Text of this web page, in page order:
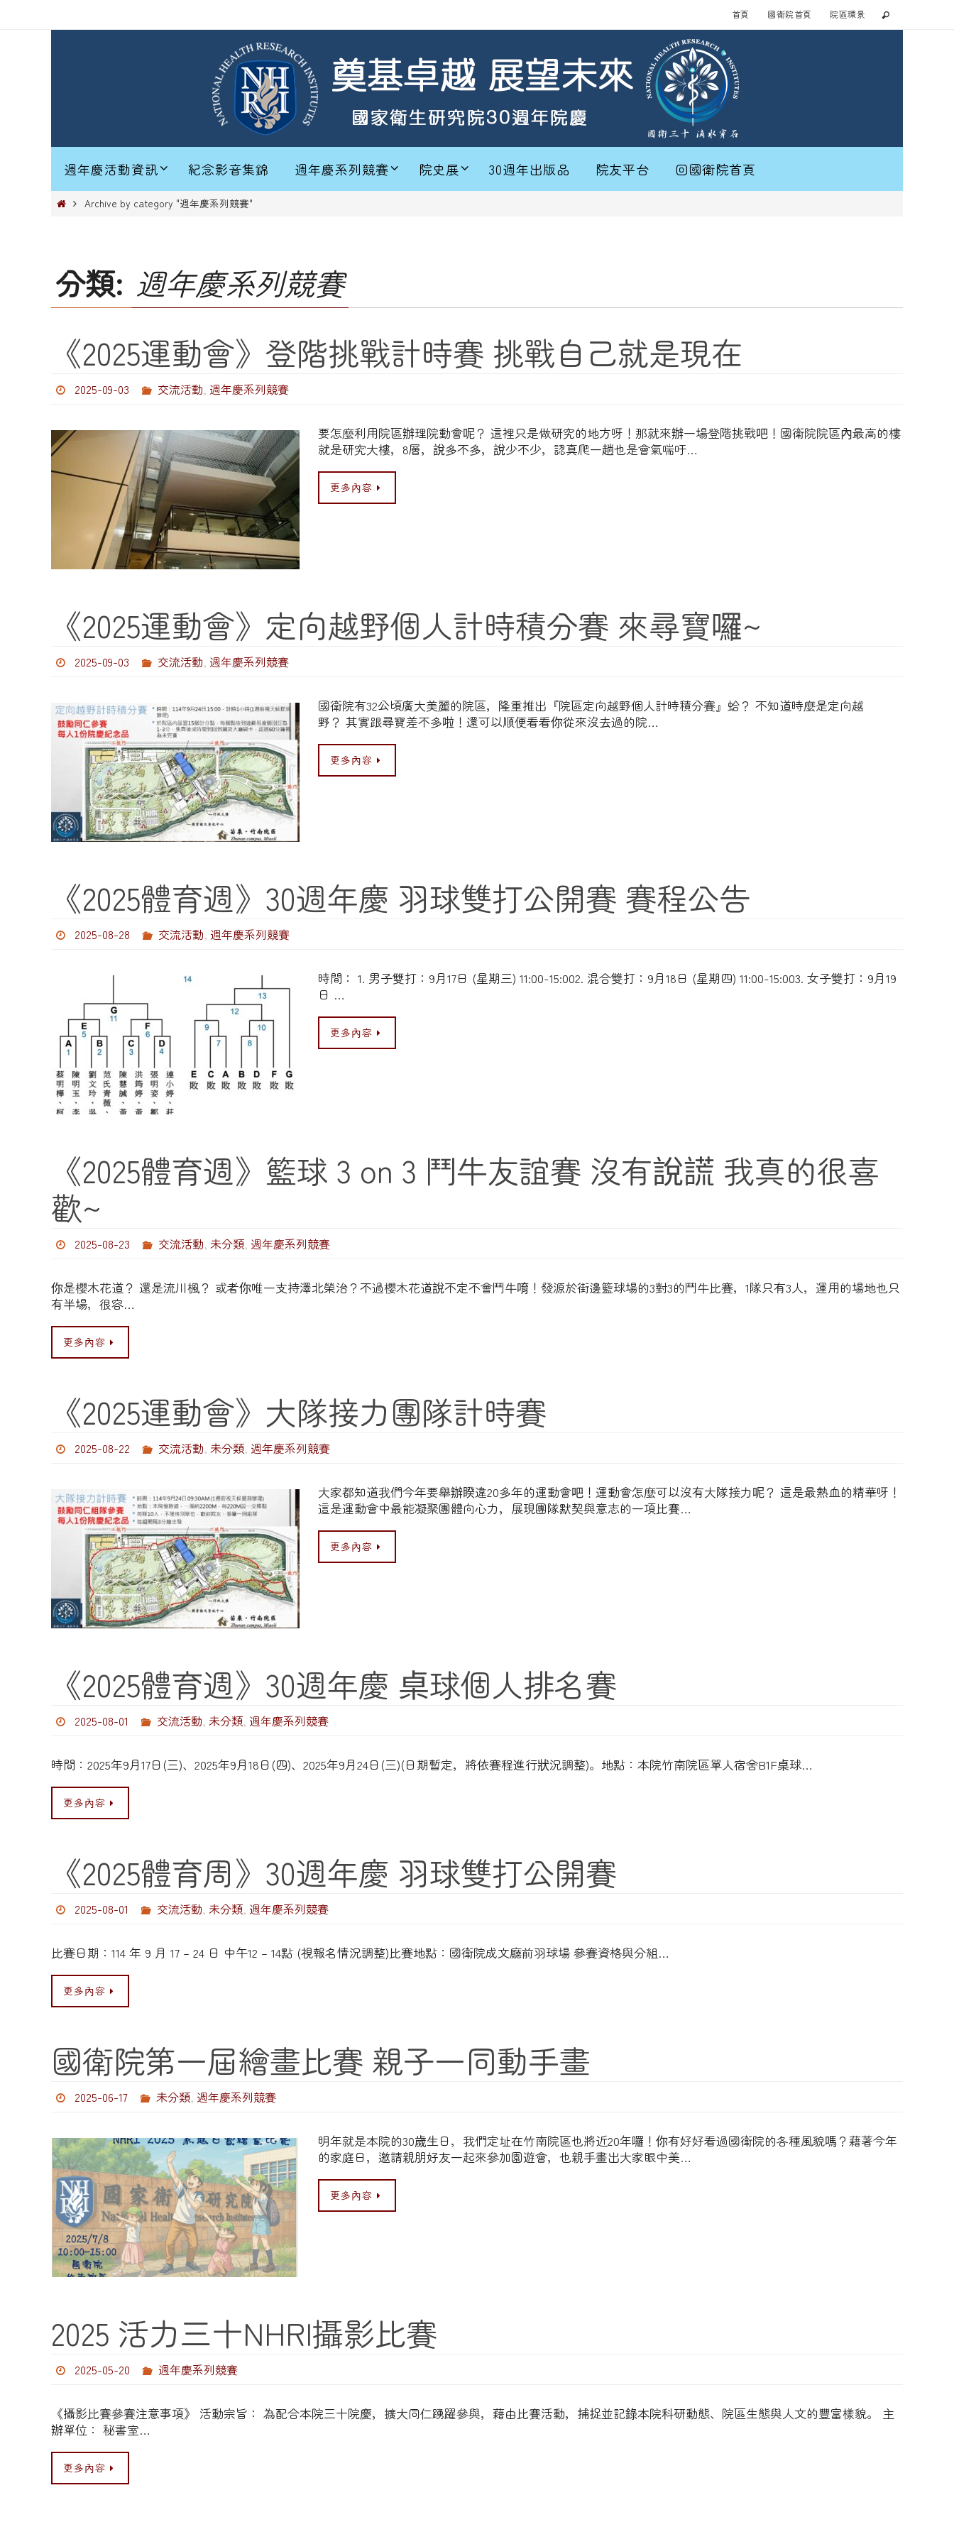
首頁 國衛院首頁 院區環景
content
週年慶活動資訊 紀念影音集錦 週年慶系列競賽 院史展 30週年出版品 院友平台 回國衛院首頁
HomeArchive by category "週年慶系列競賽"
分類: 週年慶系列競賽
《2025運動會》登階挑戰計時賽 挑戰自己就是現在
2025-09-03 交流活動, 週年慶系列競賽
要怎麼利用院區辦理院動會呢？ 這裡只是做研究的地方呀！那就來辦一場登階挑戰吧！國衛院院區內最高的樓
就是研究大樓，8層，說多不多，說少不少，認真爬一趟也是會氣喘吁…
更多內容
《2025運動會》定向越野個人計時積分賽 來尋寶囉~
2025-09-03 交流活動, 週年慶系列競賽
國衛院有32公頃廣大美麗的院區，隆重推出『院區定向越野個人計時積分賽』蛤？ 不知道時麼是定向越
野？ 其實跟尋寶差不多啦！還可以順便看看你從來沒去過的院…
更多內容
《2025體育週》30週年慶 羽球雙打公開賽 賽程公告
2025-08-28 交流活動, 週年慶系列競賽
時間： 1. 男子雙打：9月17日 (星期三) 11:00-15:002. 混合雙打：9月18日 (星期四) 11:00-15:003. 女子雙打：9月19
日 …
更多內容
《2025體育週》籃球 3 on 3 鬥牛友誼賽 沒有說謊 我真的很喜
歡~
2025-08-23 交流活動, 未分類, 週年慶系列競賽
你是櫻木花道？ 還是流川楓？ 或者你唯一支持澤北榮治？不過櫻木花道說不定不會鬥牛唷！發源於街邊籃球場的3對3的鬥牛比賽，1隊只有3人，運用的場地也只
有半場，很容…
更多內容
《2025運動會》大隊接力團隊計時賽
2025-08-22 交流活動, 未分類, 週年慶系列競賽
大家都知道我們今年要舉辦睽違20多年的運動會吧！運動會怎麼可以沒有大隊接力呢？ 這是最熱血的精華呀！
這是運動會中最能凝聚團體向心力，展現團隊默契與意志的一項比賽…
更多內容
《2025體育週》30週年慶 桌球個人排名賽
2025-08-01 交流活動, 未分類, 週年慶系列競賽
時間：2025年9月17日(三)、2025年9月18日(四)、2025年9月24日(三)(日期暫定，將依賽程進行狀況調整)。地點：本院竹南院區單人宿舍B1F桌球…
更多內容
《2025體育周》30週年慶 羽球雙打公開賽
2025-08-01 交流活動, 未分類, 週年慶系列競賽
比賽日期：114 年 9 月 17 – 24 日 中午12 – 14點 (視報名情況調整)比賽地點：國衛院成文廳前羽球場 參賽資格與分組…
更多內容
國衛院第一屆繪畫比賽 親子一同動手畫
2025-06-17 未分類, 週年慶系列競賽
明年就是本院的30歲生日，我們定址在竹南院區也將近20年囉！你有好好看過國衛院的各種風貌嗎？藉著今年
的家庭日，邀請親朋好友一起來參加園遊會，也親手畫出大家眼中美…
更多內容
2025 活力三十NHRI攝影比賽
2025-05-20 週年慶系列競賽
《攝影比賽參賽注意事項》 活動宗旨： 為配合本院三十院慶，擴大同仁踴躍參與，藉由比賽活動，捕捉並記錄本院科研動態、院區生態與人文的豐富樣貌。 主
辦單位： 秘書室…
更多內容